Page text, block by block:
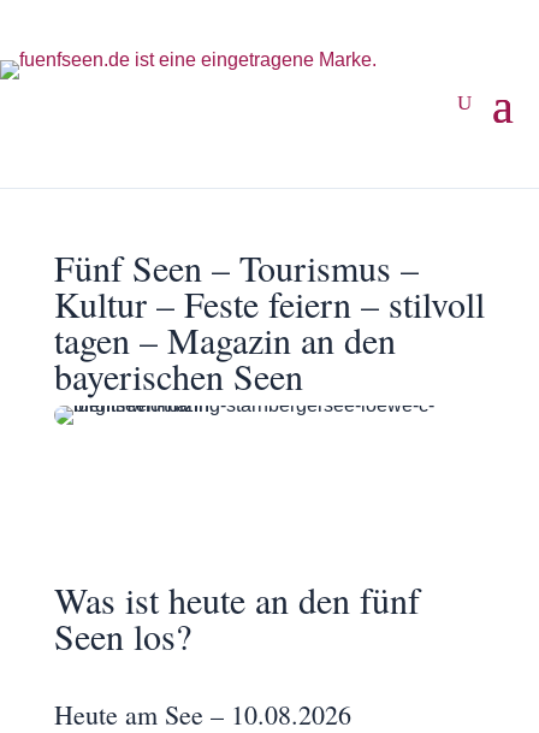
Fünf Seen – Tourismus –
Kultur – Feste feiern – stilvoll
tagen – Magazin an den
bayerischen Seen
Was ist heute an den fünf
Seen los?
Heute am See – 10.08.2026